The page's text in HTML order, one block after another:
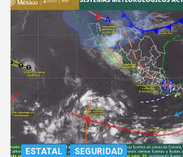
ESTATAL SEGURIDAD